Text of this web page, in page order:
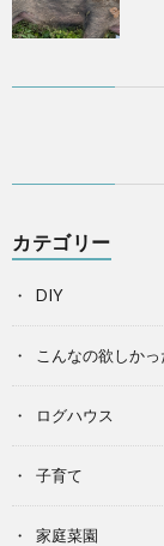
カテゴリー
DIY
こんなの欲しかっ
ログハウス
子育て
家庭菜園